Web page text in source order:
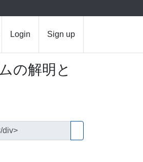
Login Sign up
の解明と